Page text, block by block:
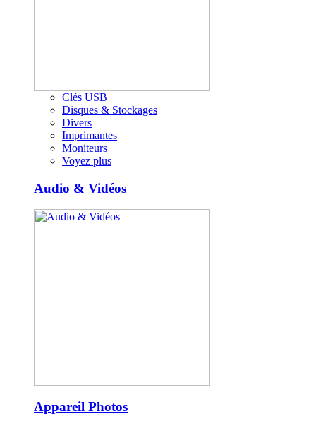
Clés USB
Disques & Stockages
Divers
Imprimantes
Moniteurs
Voyez plus
Audio & Vidéos
Appareil Photos